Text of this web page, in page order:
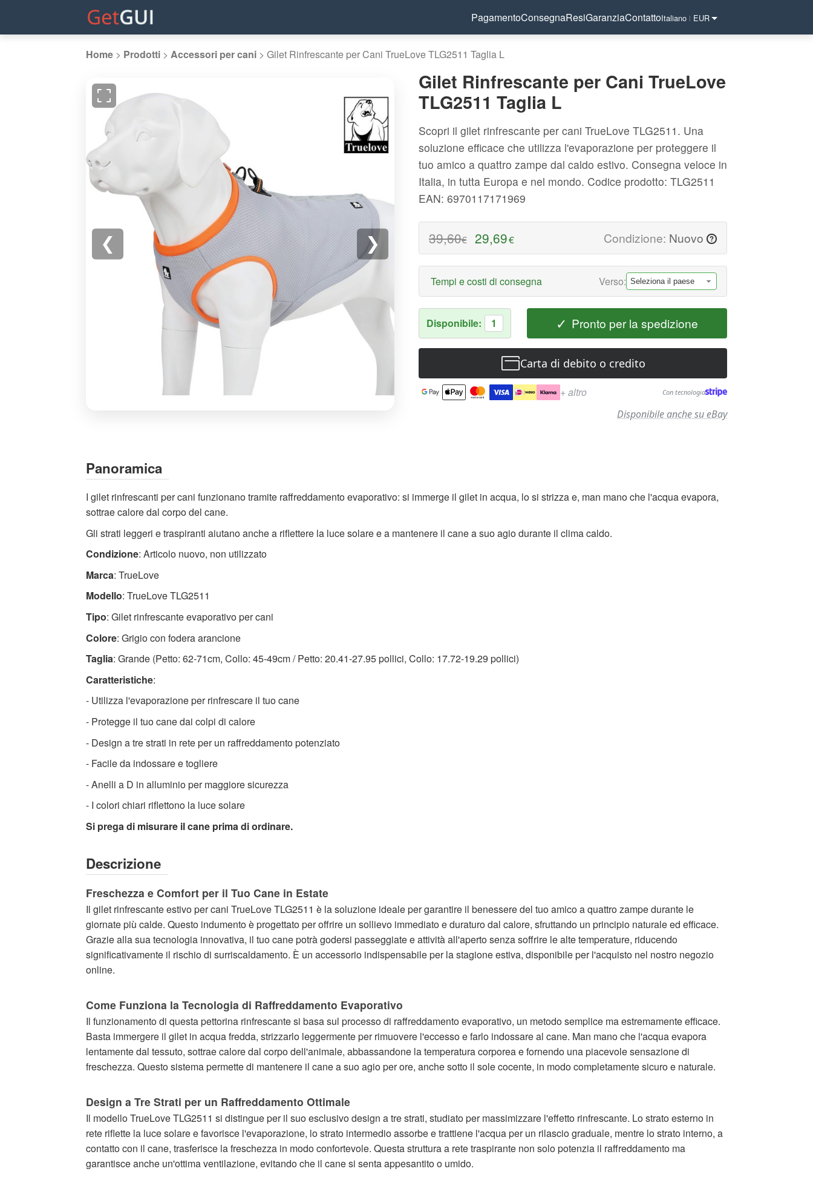
PagamentoConsegnaResiGaranziaContattoItaliano | EUR
Home > Prodotti > Accessori per cani > Gilet Rinfrescante per Cani TrueLove TLG2511 Taglia L
❮ ❯
Cani
TrueLove
TLG2511
Taglia
-
Alta
qualità
per
cani
ora
con
spedizione
in
tutto
mondo
Gilet Rinfrescante per Cani TrueLove
TLG2511 Taglia L
Scopri il gilet rinfrescante per cani TrueLove TLG2511. Una
soluzione efficace che utilizza l'evaporazione per proteggere il
tuo amico a quattro zampe dal caldo estivo. Consegna veloce in
Italia, in tutta Europa e nel mondo. Codice prodotto: TLG2511
EAN: 6970117171969
39,60€ 29,69€ Condizione: Nuovo ?
Tempi e costi di consegna Verso:
Disponibile: 1 ✓ Pronto per la spedizione
Carta di debito o credito
+ altro Con tecnologia
Disponibile anche su eBay
Panoramica
I gilet rinfrescanti per cani funzionano tramite raffreddamento evaporativo: si immerge il gilet in acqua, lo si strizza e, man mano che l'acqua evapora,
sottrae calore dal corpo del cane.
Gli strati leggeri e traspiranti aiutano anche a riflettere la luce solare e a mantenere il cane a suo agio durante il clima caldo.
Condizione: Articolo nuovo, non utilizzato
Marca: TrueLove
Modello: TrueLove TLG2511
Tipo: Gilet rinfrescante evaporativo per cani
Colore: Grigio con fodera arancione
Taglia: Grande (Petto: 62-71cm, Collo: 45-49cm / Petto: 20.41-27.95 pollici, Collo: 17.72-19.29 pollici)
Caratteristiche:
- Utilizza l'evaporazione per rinfrescare il tuo cane
- Protegge il tuo cane dai colpi di calore
- Design a tre strati in rete per un raffreddamento potenziato
- Facile da indossare e togliere
- Anelli a D in alluminio per maggiore sicurezza
- I colori chiari riflettono la luce solare
Si prega di misurare il cane prima di ordinare.
Descrizione
Freschezza e Comfort per il Tuo Cane in Estate
Il gilet rinfrescante estivo per cani TrueLove TLG2511 è la soluzione ideale per garantire il benessere del tuo amico a quattro zampe durante le
giornate più calde. Questo indumento è progettato per offrire un sollievo immediato e duraturo dal calore, sfruttando un principio naturale ed efficace.
Grazie alla sua tecnologia innovativa, il tuo cane potrà godersi passeggiate e attività all'aperto senza soffrire le alte temperature, riducendo
significativamente il rischio di surriscaldamento. È un accessorio indispensabile per la stagione estiva, disponibile per l'acquisto nel nostro negozio
online.
Come Funziona la Tecnologia di Raffreddamento Evaporativo
Il funzionamento di questa pettorina rinfrescante si basa sul processo di raffreddamento evaporativo, un metodo semplice ma estremamente efficace.
Basta immergere il gilet in acqua fredda, strizzarlo leggermente per rimuovere l'eccesso e farlo indossare al cane. Man mano che l'acqua evapora
lentamente dal tessuto, sottrae calore dal corpo dell'animale, abbassandone la temperatura corporea e fornendo una piacevole sensazione di
freschezza. Questo sistema permette di mantenere il cane a suo agio per ore, anche sotto il sole cocente, in modo completamente sicuro e naturale.
Design a Tre Strati per un Raffreddamento Ottimale
Il modello TrueLove TLG2511 si distingue per il suo esclusivo design a tre strati, studiato per massimizzare l'effetto rinfrescante. Lo strato esterno in
rete riflette la luce solare e favorisce l'evaporazione, lo strato intermedio assorbe e trattiene l'acqua per un rilascio graduale, mentre lo strato interno, a
contatto con il cane, trasferisce la freschezza in modo confortevole. Questa struttura a rete traspirante non solo potenzia il raffreddamento ma
garantisce anche un'ottima ventilazione, evitando che il cane si senta appesantito o umido.